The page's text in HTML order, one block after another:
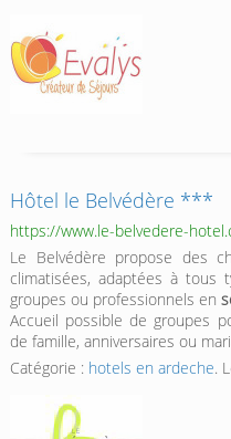
Hôtel le Belvédère ***
https://www.le-belvedere-
Le Belvédère propose des
climatisées, adaptées à tous
groupes ou professionnels en
Accueil possible de groupes
de famille, anniversaires ou
Catégorie : hotels en ardeche.